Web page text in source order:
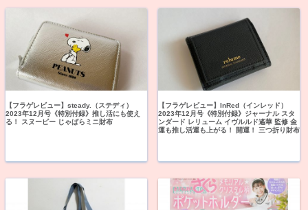
【フラゲレビュー】steady.（ステディ）
2023年12月号《特別付録》推し活にも使え
る！ スヌーピー じゃばらミニ財布
【フラゲレビュー】InRed（インレッド）
2023年12月号《特別付録》ジャーナル スタ
ンダード レリューム イヴルルド遙華 監修 金
運も推し活運も上がる！ 開運！ 三つ折り財布